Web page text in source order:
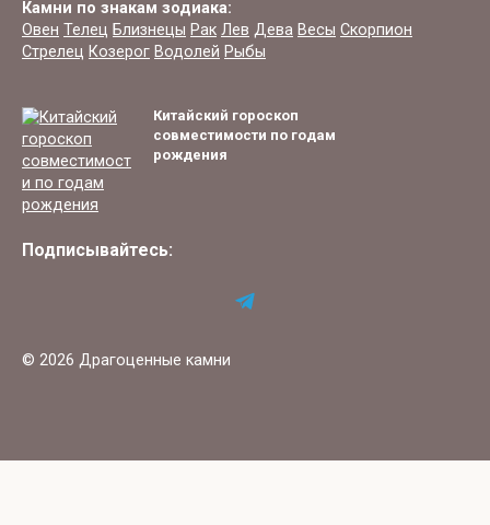
Камни по знакам зодиака:
Овен Телец Близнецы Рак Лев Дева Весы Скорпион
Стрелец Козерог Водолей Рыбы
Китайский гороскоп
совместимости по годам
рождения
Подписывайтесь:
© 2026 Драгоценные камни